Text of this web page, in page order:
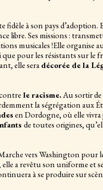
à son pays d’adoption.
libre. Ses missions :
musicales !Elle organise
pour les résistants sur le
elle seradécorée de la
le racisme.Au sortir de
la ségrégation aux
en Dordogne, où elle vivra
de toutes origines,
vers Washington pour
a revêtu son uniforme et
à se produire sur